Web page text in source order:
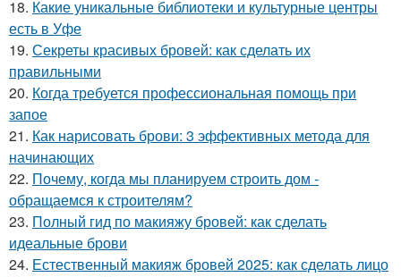
18. Какие уникальные библиотеки и культурные центры
есть в Уфе
19. Секреты красивых бровей: как сделать их
правильными
20. Когда требуется профессиональная помощь при
запое
21. Как нарисовать брови: 3 эффективных метода для
начинающих
22. Почему, когда мы планируем строить дом -
обращаемся к строителям?
23. Полный гид по макияжу бровей: как сделать
идеальные брови
24. Естественный макияж бровей 2025: как сделать лицо